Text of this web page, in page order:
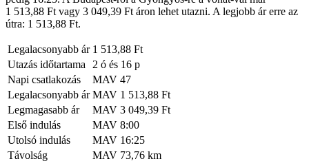
1 513,88 Ft vagy 3 049,39 Ft áron lehet utazni. A legjobb ár erre az
útra: 1 513,88 Ft.
Legalacsonyabb ár 1 513,88 Ft
Utazás időtartama
2 ó és 16 p
Napi csatlakozás
MAV 47
Legalacsonyabb ár MAV 1 513,88 Ft
Legmagasabb ár
MAV 3 049,39 Ft
Első indulás
MAV 8:00
Utolsó indulás
MAV 16:25
Távolság
MAV 73,76 km